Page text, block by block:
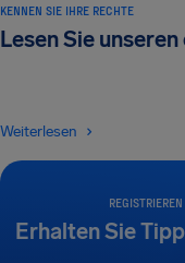
Erhalten Sie
KENNEN SIE IHRE RECHTE
Lesen Sie
Weiterlesen